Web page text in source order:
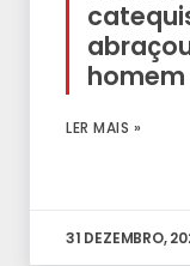
LER MAIS »
31 DEZEMBRO,